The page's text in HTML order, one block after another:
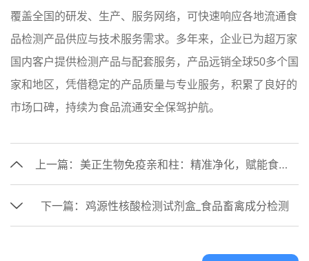
覆盖全国的研发、生产、服务网络，可快速响应各地流通食
品检测产品供应与技术服务需求。多年来，企业已为超万家
国内客户提供检测产品与配套服务，产品远销全球50多个国
家和地区，凭借稳定的产品质量与专业服务，积累了良好的
市场口碑，持续为食品流通安全保驾护航。
上一篇： 美正生物免疫亲和柱：精准净化，赋能食品检测新标准
下一篇： 鸡源性核酸检测试剂盒_食品畜禽成分检测